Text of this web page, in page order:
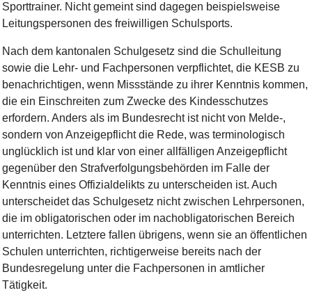
Sporttrainer. Nicht gemeint sind dagegen beispielsweise
Leitungspersonen des freiwilligen Schulsports.
Nach dem kantonalen Schulgesetz sind die Schulleitung
sowie die Lehr- und Fachpersonen verpflichtet, die KESB zu
benachrichtigen, wenn Missstände zu ihrer Kenntnis kommen,
die ein Einschreiten zum Zwecke des Kindesschutzes
erfordern. Anders als im Bundesrecht ist nicht von Melde-,
sondern von Anzeigepflicht die Rede, was terminologisch
unglücklich ist und klar von einer allfälligen Anzeigepflicht
gegenüber den Strafverfolgungsbehörden im Falle der
Kenntnis eines Offizialdelikts zu unterscheiden ist. Auch
unterscheidet das Schulgesetz nicht zwischen Lehrpersonen,
die im obligatorischen oder im nachobligatorischen Bereich
unterrichten. Letztere fallen übrigens, wenn sie an öffentlichen
Schulen unterrichten, richtigerweise bereits nach der
Bundesregelung unter die Fachpersonen in amtlicher
Tätigkeit.